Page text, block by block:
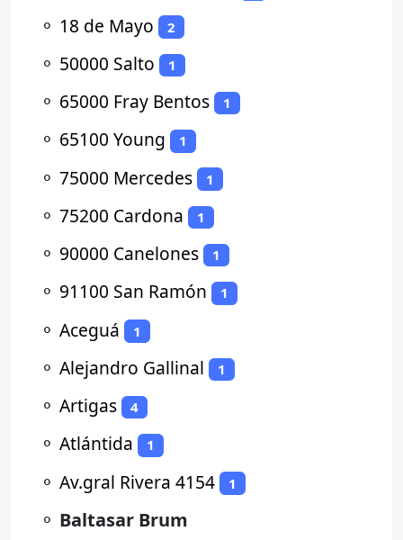
⚬ 18 de Mayo 2
⚬ 50000 Salto 1
⚬ 65000 Fray Bentos 1
⚬ 65100 Young 1
⚬ 75000 Mercedes 1
⚬ 75200 Cardona 1
⚬ 90000 Canelones 1
⚬ 91100 San Ramón 1
⚬ Aceguá 1
⚬ Alejandro Gallinal 1
⚬ Artigas 4
⚬ Atlántida 1
⚬ Av.gral Rivera 4154 1
⚬ Baltasar Brum